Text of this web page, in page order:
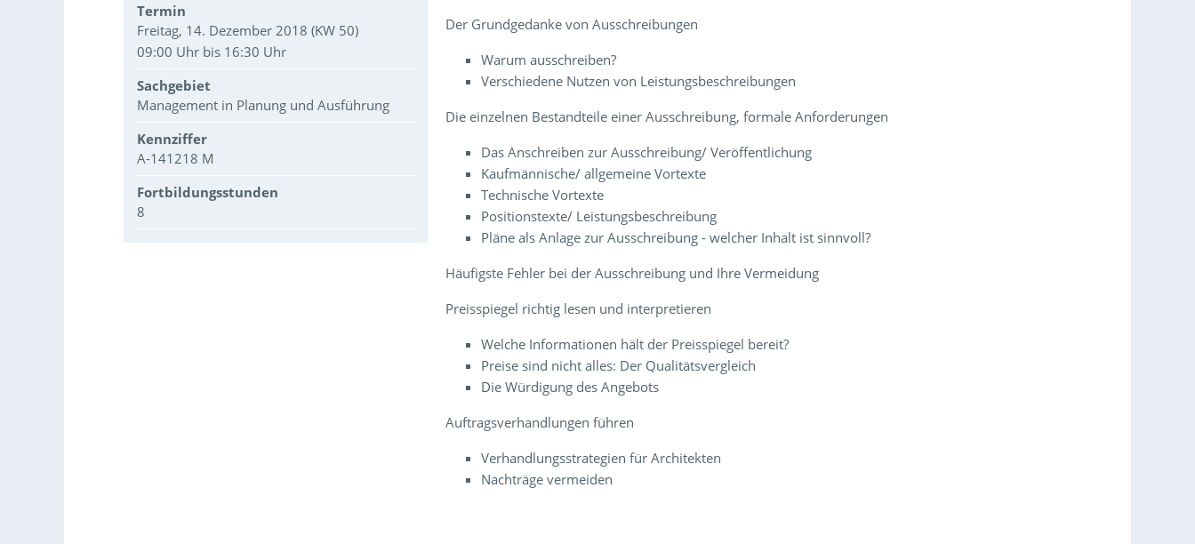
Termin
Freitag, 14. Dezember 2018 (KW 50)
09:00 Uhr bis 16:30 Uhr
Sachgebiet
Management in Planung und Ausführung
Kennziffer
A-141218 M
Fortbildungsstunden
8
Der Grundgedanke von Ausschreibungen
Warum ausschreiben?
Verschiedene Nutzen von Leistungsbeschreibungen
Die einzelnen Bestandteile einer Ausschreibung, formale Anforderungen
Das Anschreiben zur Ausschreibung/ Veröffentlichung
Kaufmännische/ allgemeine Vortexte
Technische Vortexte
Positionstexte/ Leistungsbeschreibung
Pläne als Anlage zur Ausschreibung - welcher Inhalt ist sinnvoll?
Häufigste Fehler bei der Ausschreibung und Ihre Vermeidung
Preisspiegel richtig lesen und interpretieren
Welche Informationen hält der Preisspiegel bereit?
Preise sind nicht alles: Der Qualitätsvergleich
Die Würdigung des Angebots
Auftragsverhandlungen führen
Verhandlungsstrategien für Architekten
Nachträge vermeiden